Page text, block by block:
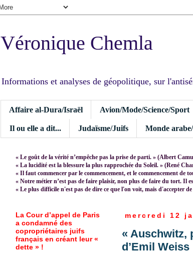
Véronique Chemla
Informations et analyses de géopolitique, sur
Affaire al-Dura/Israël Avion/Mode/Science/Sport
Il ou elle a dit... Judaïsme/Juifs Monde
« Le goût de la vérité n’empêche pas la prise de parti. » (Albert
« La lucidité est la blessure la plus rapprochée du Soleil. » (René
« Il faut commencer par le commencement, et le commencement de
« Notre métier n’est pas de faire plaisir, non plus de faire du tort. Il
« Le plus difficile n'est pas de dire ce que l'on voit, mais d'accepter
mercredi 12
« Auschwitz,
d’Emil Weiss
La Cour d’appel de Paris
a condamné des
copropriétaires juifs
français en créant leur «
dette » !